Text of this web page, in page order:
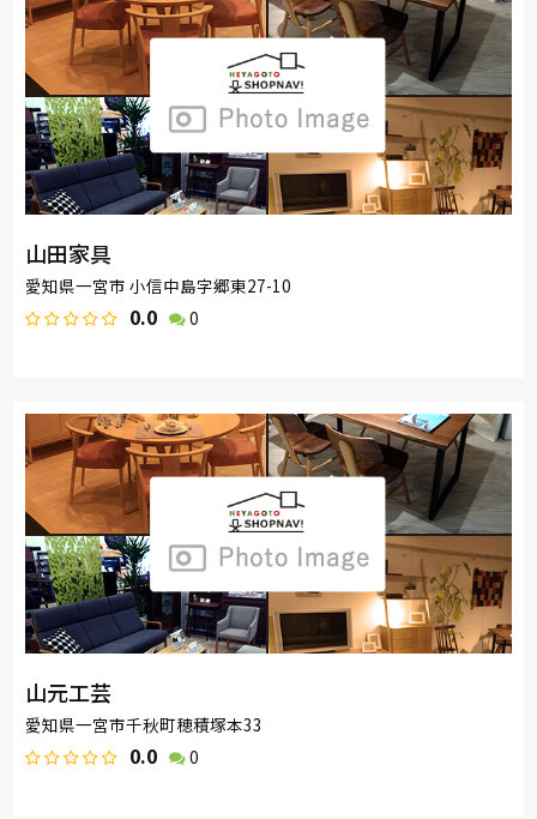
山田家具
愛知県一宮市 小信中島字郷東27-10
0.0 0
山元工芸
愛知県一宮市千秋町穂積塚本33
0.0 0